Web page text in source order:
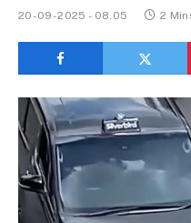
20-09-2025 - 08.05 2